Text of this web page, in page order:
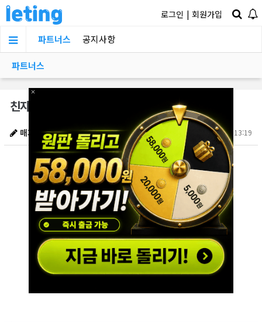
로그인 | 회원가입
파트너스 공지사항
파트너스
친자확인하고 집에가는 길 ,,
매거진 2025.09.04 13:19
×